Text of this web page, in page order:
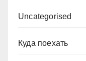
Uncategorised
Куда поехать